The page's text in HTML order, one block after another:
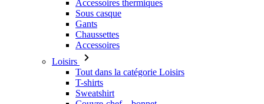
Loisirs
Tout dans la catégorie Loisirs
T-shirts
Sweatshirt
Couvre-chef – bonnet
Triathlon
Tout dans la catégorie Triathlon
Débardeurs
Trifonction